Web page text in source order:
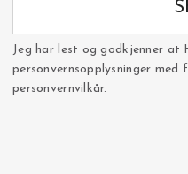
Jeg har lest og godkjenner at
personvernsopplysninger
personvernvilkår.